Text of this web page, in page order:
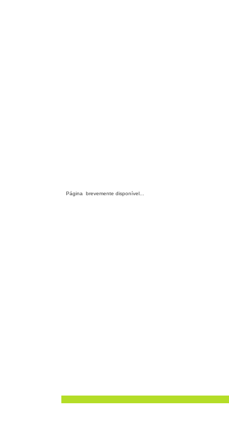
Página brevemente disponível...